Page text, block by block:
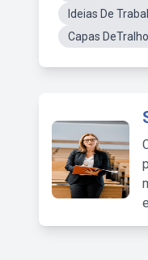
Ideias De
Capas